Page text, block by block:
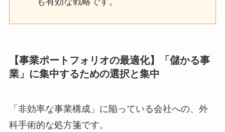
【事業ポートフォリオの最適化】「儲かる事
業」に集中するための選択と集中
「非効率な事業構成」に陥っている会社への、外
科手術的な処方箋です。